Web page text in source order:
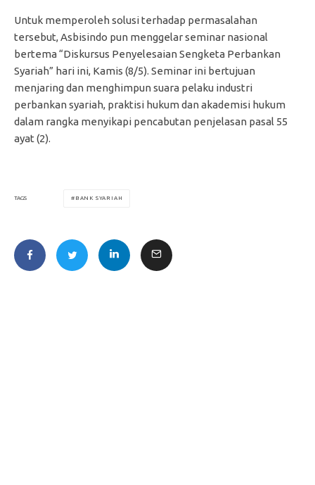
Untuk memperoleh solusi terhadap permasalahan
tersebut, Asbisindo pun menggelar seminar nasional
bertema “Diskursus Penyelesaian Sengketa Perbankan
Syariah” hari ini, Kamis (8/5). Seminar ini bertujuan
menjaring dan menghimpun suara pelaku industri
perbankan syariah, praktisi hukum dan akademisi hukum
dalam rangka menyikapi pencabutan penjelasan pasal 55
ayat (2).
TAGS BANK SYARIAH